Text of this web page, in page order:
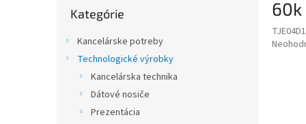
kategórie
Kategórie
Kancelárske potreby
Technologické výrobky
Kancelárska technika
Dátové nosiče
Prezentácia
60k